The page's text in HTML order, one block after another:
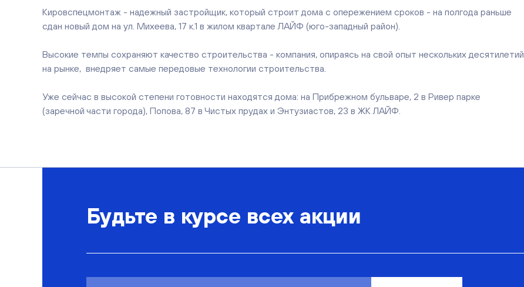
Кировспецмонтаж - надежный застройщик, который строит дома с опережением сроков - на полгода раньше
сдан новый дом на ул. Михеева, 17 к.1 в жилом квартале ЛАЙФ (юго-западный район).
Высокие темпы сохраняют качество строительства - компания, опираясь на свой опыт нескольких десятилетий
на рынке, внедряет самые передовые технологии строительства.
Уже сейчас в высокой степени готовности находятся дома: на Прибрежном бульваре, 2 в Ривер парке
(заречной части города), Попова, 87 в Чистых прудах и Энтузиастов, 23 в ЖК ЛАЙФ.
Будьте в курсе всех акции